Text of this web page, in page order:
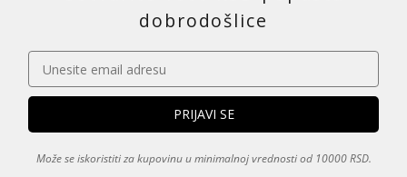
dobrodošlice
Može se iskoristiti za kupovinu u minimalnoj vrednosti od 10000 RSD.